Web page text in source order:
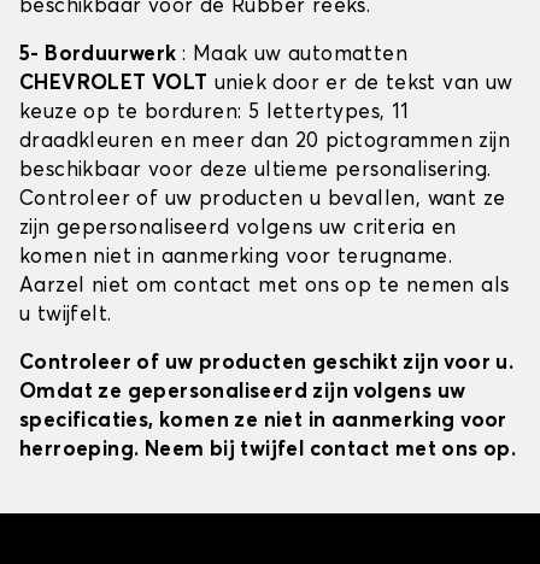
beschikbaar voor de Rubber reeks.
5- Borduurwerk : Maak uw automatten
CHEVROLET VOLT uniek door er de tekst van uw
keuze op te borduren: 5 lettertypes, 11
draadkleuren en meer dan 20 pictogrammen zijn
beschikbaar voor deze ultieme personalisering.
Controleer of uw producten u bevallen, want ze
zijn gepersonaliseerd volgens uw criteria en
komen niet in aanmerking voor terugname.
Aarzel niet om contact met ons op te nemen als
u twijfelt.
Controleer of uw producten geschikt zijn voor u.
Omdat ze gepersonaliseerd zijn volgens uw
specificaties, komen ze niet in aanmerking voor
herroeping. Neem bij twijfel contact met ons op.